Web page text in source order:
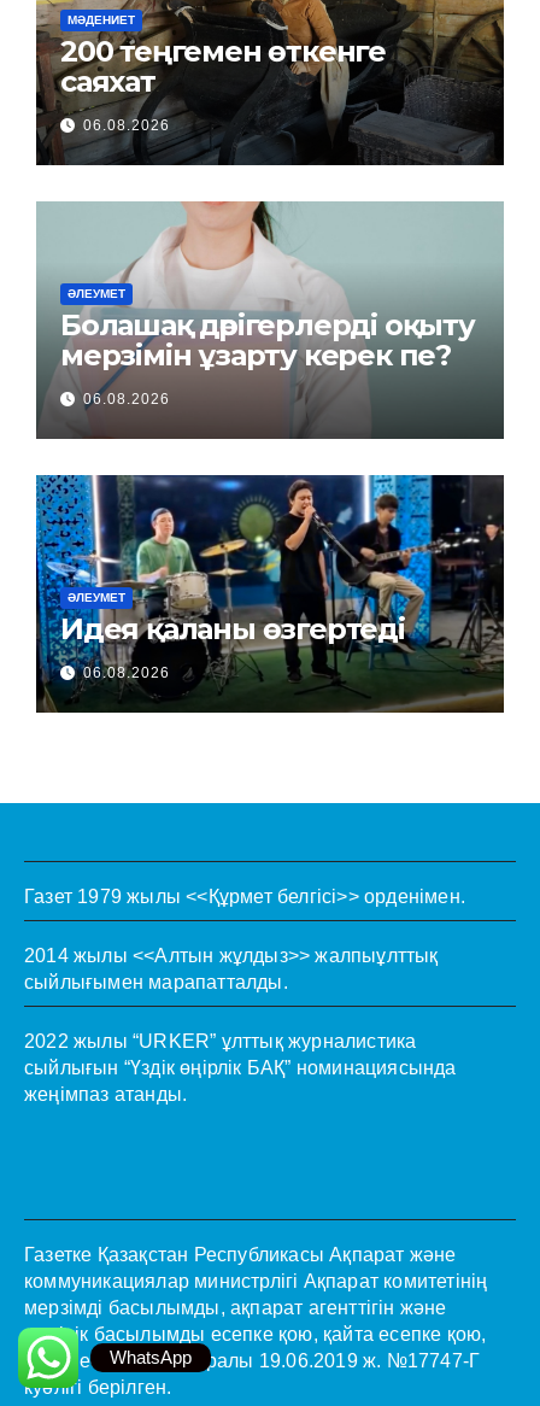
МӘДЕНИЕТ
200 теңгемен өткенге
саяхат
06.08.2026
ӘЛЕУМЕТ
Болашақ дәрігерлерді оқыту
мерзімін ұзарту керек пе?
06.08.2026
ӘЛЕУМЕТ
Идея қаланы өзгертеді
06.08.2026
Газет 1979 жылы <<Құрмет белгісі>> орденімен.
2014 жылы <<Алтын жұлдыз>> жалпыұлттық
сыйлығымен марапатталды.
2022 жылы “URKER” ұлттық журналистика
сыйлығын “Үздік өңірлік БАҚ” номинациясында
жеңімпаз атанды.
Газетке Қазақстан Республикасы Ақпарат және
коммуникациялар министрлігі Ақпарат комитетінің
мерзімді басылымды, ақпарат агенттігін және
желілік басылымды есепке қою, қайта есепке қою,
қайта есепке қою туралы 19.06.2019 ж. №17747-Г
куәлігі берілген.
WhatsApp